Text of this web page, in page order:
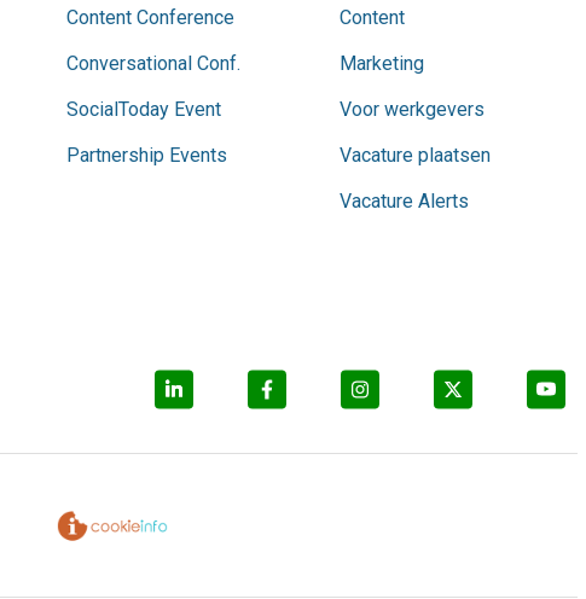
Content Conference
Conversational Conf.
SocialToday Event
Partnership Events
Content
Marketing
Voor werkgevers
Vacature plaatsen
Vacature Alerts